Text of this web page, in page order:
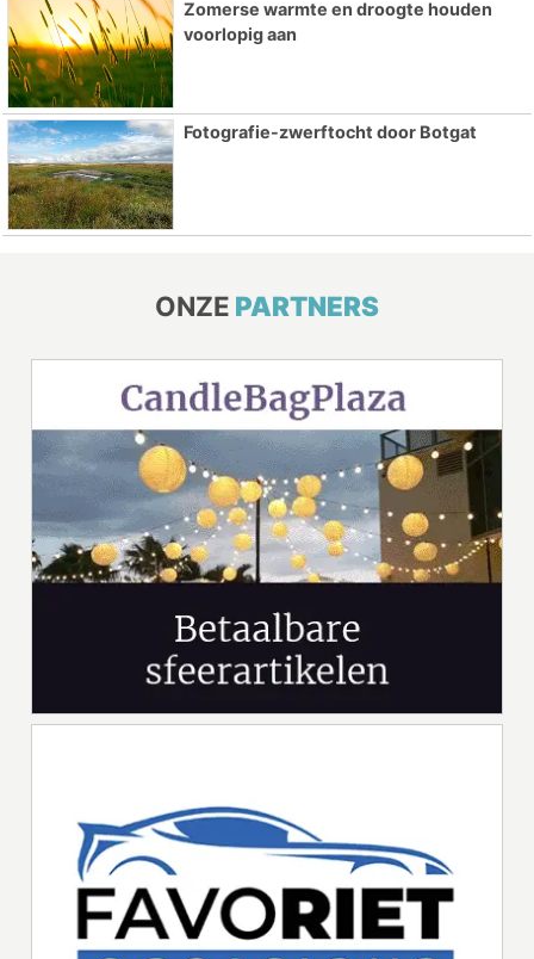
Zomerse warmte en droogte houden
voorlopig aan
Fotografie-zwerftocht door Botgat
ONZE PARTNERS